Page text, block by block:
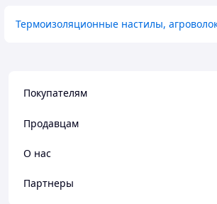
Термоизоляционные настилы,
Покупателям
Продавцам
О нас
Партнеры